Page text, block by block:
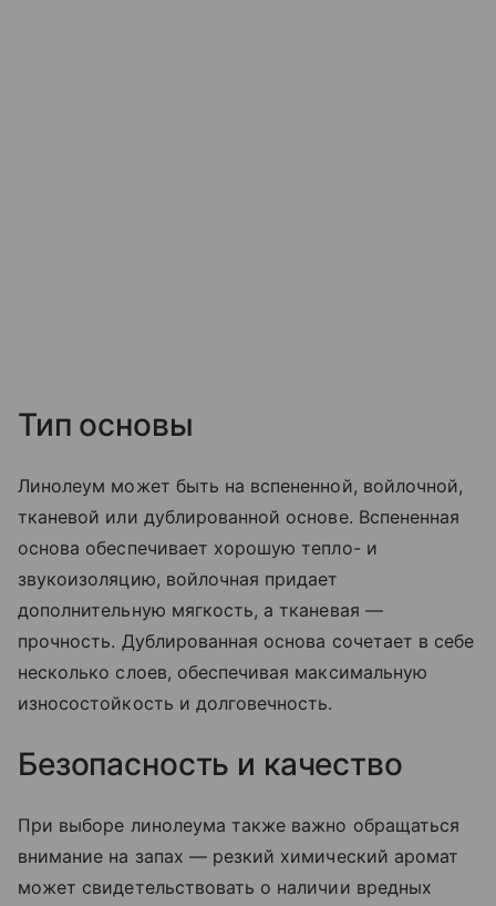
Тип основы
Линолеум может быть на вспененной, войлочной,
тканевой или дублированной основе. Вспененная
основа обеспечивает хорошую тепло- и
звукоизоляцию, войлочная придает
дополнительную мягкость, а тканевая —
прочность. Дублированная основа сочетает в себе
несколько слоев, обеспечивая максимальную
износостойкость и долговечность.
Безопасность и качество
При выборе линолеума также важно обращаться
внимание на запах — резкий химический аромат
может свидетельствовать о наличии вредных